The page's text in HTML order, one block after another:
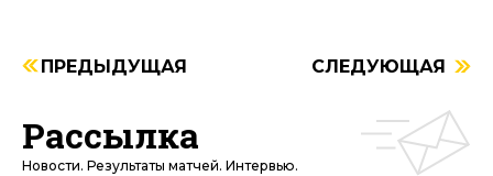
ПРЕДЫДУЩАЯ СЛЕДУЮЩАЯ
Рассылка
Новости. Результаты матчей. Интервью.